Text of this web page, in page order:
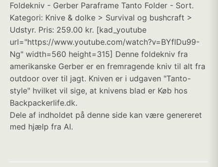
Foldekniv - Gerber Paraframe Tanto Folder - Sort.
Kategori: Knive & dolke > Survival og bushcraft >
Udstyr. Pris: 259.00 kr. [kad_youtube
url="https://www.youtube.com/watch?v=BYflDu99-
Ng" width=560 height=315] Denne foldekniv fra
amerikanske Gerber er en fremragende kniv til alt fra
outdoor over til jagt. Kniven er i udgaven "Tanto-
style" hvilket vil sige, at knivens blad er Køb hos
Backpackerlife.dk.
Dele af indholdet på denne side kan være genereret
med hjælp fra AI.